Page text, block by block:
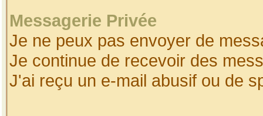
Messagerie Privée
Je ne peux pas envoyer de
Je continue de recevoir des
J'ai reçu un e-mail abusif ou de